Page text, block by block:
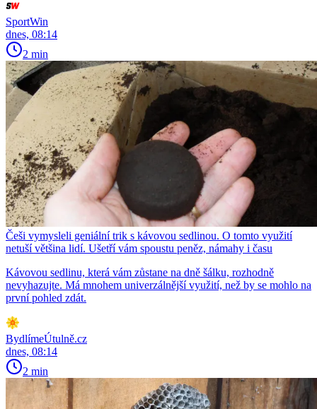
SportWin
dnes, 08:14
2 min
Češi vymysleli geniální trik s kávovou sedlinou. O tomto využití
netuší většina lidí. Ušetří vám spoustu peněz, námahy i času
Kávovou sedlinu, která vám zůstane na dně šálku, rozhodně
nevyhazujte. Má mnohem univerzálnější využití, než by se mohlo na
první pohled zdát.
BydlímeÚtulně.cz
dnes, 08:14
2 min